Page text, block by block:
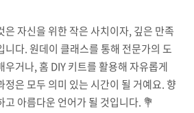
은 자신을 위한 작은 사치이자, 깊은 만족
니다. 원데이 클래스를 통해 전문가의 도
거나, 홈 DIY 키트를 활용해 자유롭게
정은 모두 의미 있는 시간이 될 거예요. 향
고 아름다운 언어가 될 것입니다. 💐